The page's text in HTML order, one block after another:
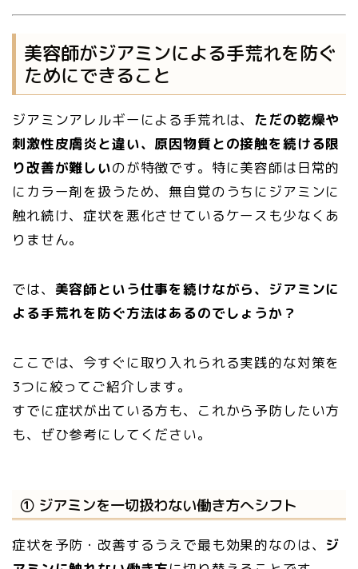
美容師がジアミンによる手荒れを防ぐ
ためにできること
ジアミンアレルギーによる手荒れは、 ただの乾燥や
刺激性皮膚炎と違い、原因物質との接触を続ける限
り改善が難しいのが特徴です。特に美容師は日常的
にカラー剤を扱うため、無自覚のうちにジアミンに
触れ続け、症状を悪化させているケースも少なくあ
りません。
では、 美容師という仕事を続けながら、ジアミンに
よる手荒れを防ぐ方法はあるのでしょうか？
ここでは、今すぐに取り入れられる実践的な対策を
3つに絞ってご紹介します。
すでに症状が出ている方も、これから予防したい方
も、ぜひ参考にしてください。
① ジアミンを一切扱わない働き方へシフト
症状を予防・改善するうえで最も効果的なのは、 ジ